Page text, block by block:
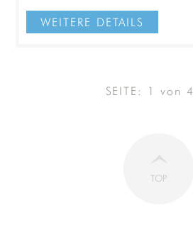
WEITERE DETAILS
SEITE: 1 von 4
TOP